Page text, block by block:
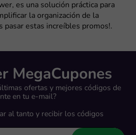
es una solución práctica para
la organización de la
pasar estas increíbles promos!.
MegaCupones
ofertas y mejores códigos de
en tu e-mail?
al tanto y recibir los códigos